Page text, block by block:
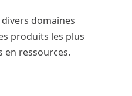
domaines
produits les plus
en ressources.